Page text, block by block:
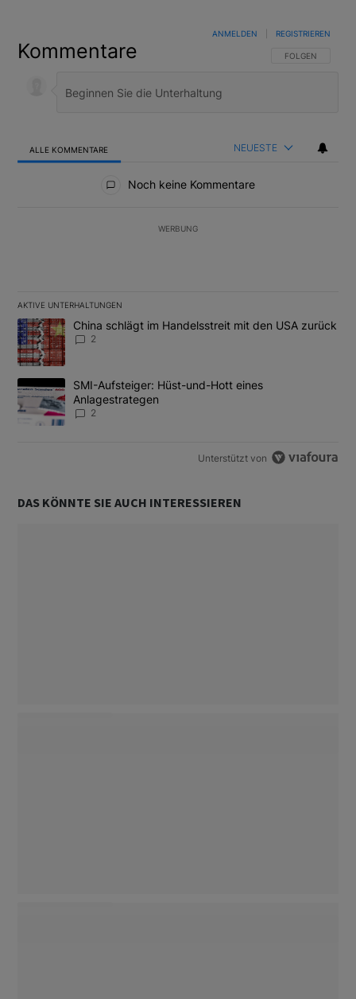
Kommentare FOLGE DIESER
FOLGEN
ANMELDEN REGISTRIEREN
ALLE KOMMENTARE NEUESTE
Noch keine Kommentare
WERBUNG
AKTIVE UNTERHALTUNGEN
Das Folgende ist eine Liste der am meisten kommentierten
Ein Trendartikel mit dem Titel "China schlägt im Handelsstreit
China schlägt im Handelsstreit mit den USA zurück
2
Ein Trendartikel mit dem Titel "SMI-Aufsteiger: Hüst-und-Hott
SMI-Aufsteiger: Hüst-und-Hott eines
Anlagestrategen
2
Unterstützt von
DAS KÖNNTE SIE AUCH INTERESSIEREN